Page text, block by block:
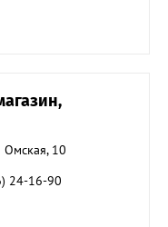
Омская, 10
24-16-90